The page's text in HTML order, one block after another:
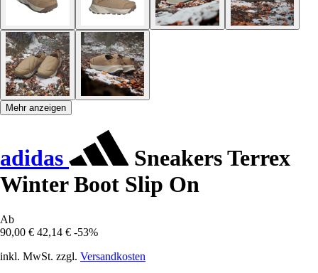
Mehr anzeigen
adidas
Sneakers Terrex
Winter Boot Slip On
Ab
90,00 € 42,14 € -53%
inkl. MwSt. zzgl. Versandkosten